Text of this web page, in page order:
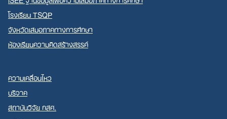
โรงเรียน TSQP
จังหวัดเสมอภาคทางการศึกษา
ห้องเรียนความคิดสร้างสรรค์
ความเคลื่อนไหว
บริจาค
สถาบันวิจัย กสศ.